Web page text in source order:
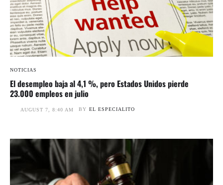
NOTICIAS
El desempleo baja al 4,1 %, pero Estados Unidos pierde
23.000 empleos en julio
AUGUST 7, 8:40 AM BY EL ESPECIALITO